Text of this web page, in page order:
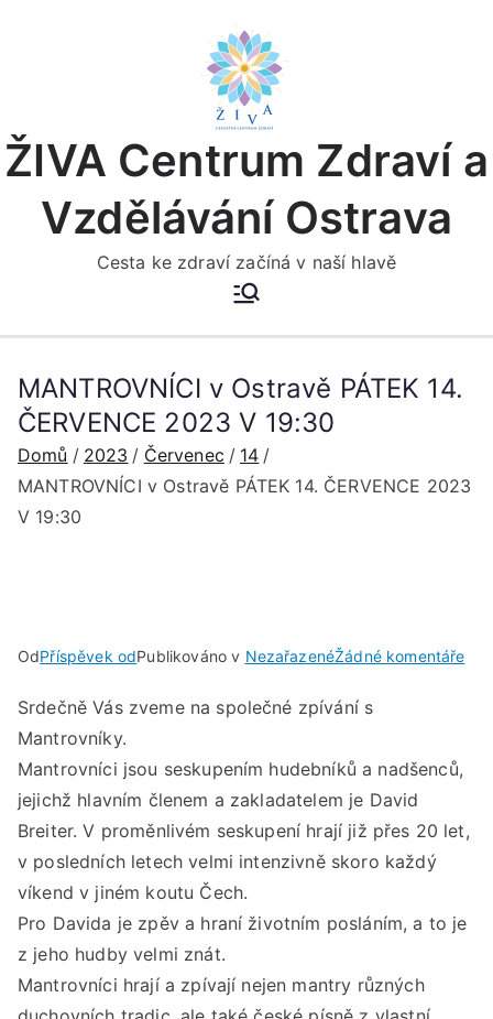
ŽIVA Centrum Zdraví a
Vzdělávání Ostrava
Cesta ke zdraví začíná v naší hlavě
MANTROVNÍCI v Ostravě PÁTEK 14.
ČERVENCE 2023 V 19:30
Domů 2023 Červenec
14
MANTROVNÍCI v Ostravě PÁTEK 14. ČERVENCE 2023
V 19:30
OdPříspěvek odPublikováno v NezařazenéŽádné komentářeu
Srdečně Vás zveme na společné zpívání s
Mantrovníky.
Mantrovníci jsou seskupením hudebníků a nadšenců,
jejichž hlavním členem a zakladatelem je David
Breiter. V proměnlivém seskupení hrají již přes 20 let,
v posledních letech velmi intenzivně skoro každý
víkend v jiném koutu Čech.
Pro Davida je zpěv a hraní životním posláním, a to je
z jeho hudby velmi znát.
Mantrovníci hrají a zpívají nejen mantry různých